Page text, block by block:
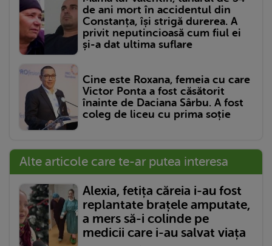
de ani mort în accidentul din
Constanța, își strigă durerea. A
privit neputincioasă cum fiul ei
și-a dat ultima suflare
Cine este Roxana, femeia cu care
Victor Ponta a fost căsătorit
înainte de Daciana Sârbu. A fost
coleg de liceu cu prima soție
Alte articole care te-ar putea interesa
Alexia, fetița căreia i-au fost
replantate brațele amputate,
a mers să-i colinde pe
medicii care i-au salvat viața